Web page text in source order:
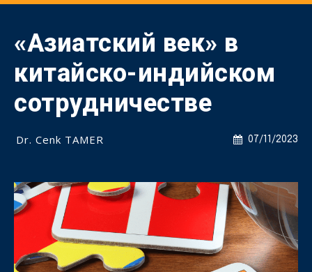
«Азиатский век» в
китайско-индийском
сотрудничестве
07/11/2023
Dr. Cenk TAMER